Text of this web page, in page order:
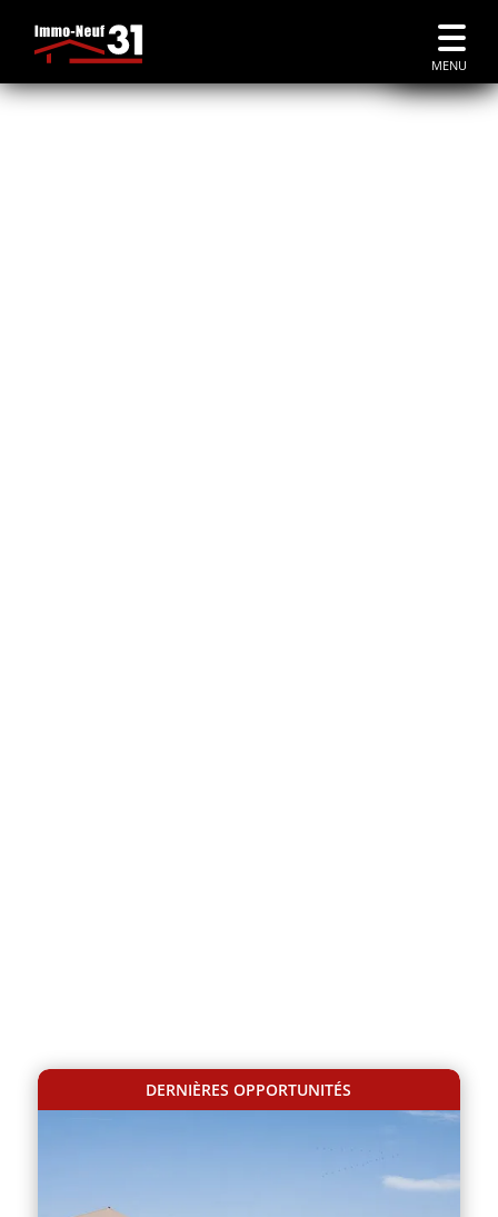
MENU
Accueil|Immobilier Neuf Blagnac
DERNIÈRES OPPORTUNITÉS